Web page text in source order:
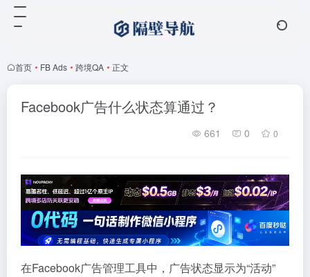
首页 • FB Ads • 跨境QA • 正文
Facebook广告什么状态算通过？
661 0 0
在Facebook广告管理工具中，广告状态显示为“活动”